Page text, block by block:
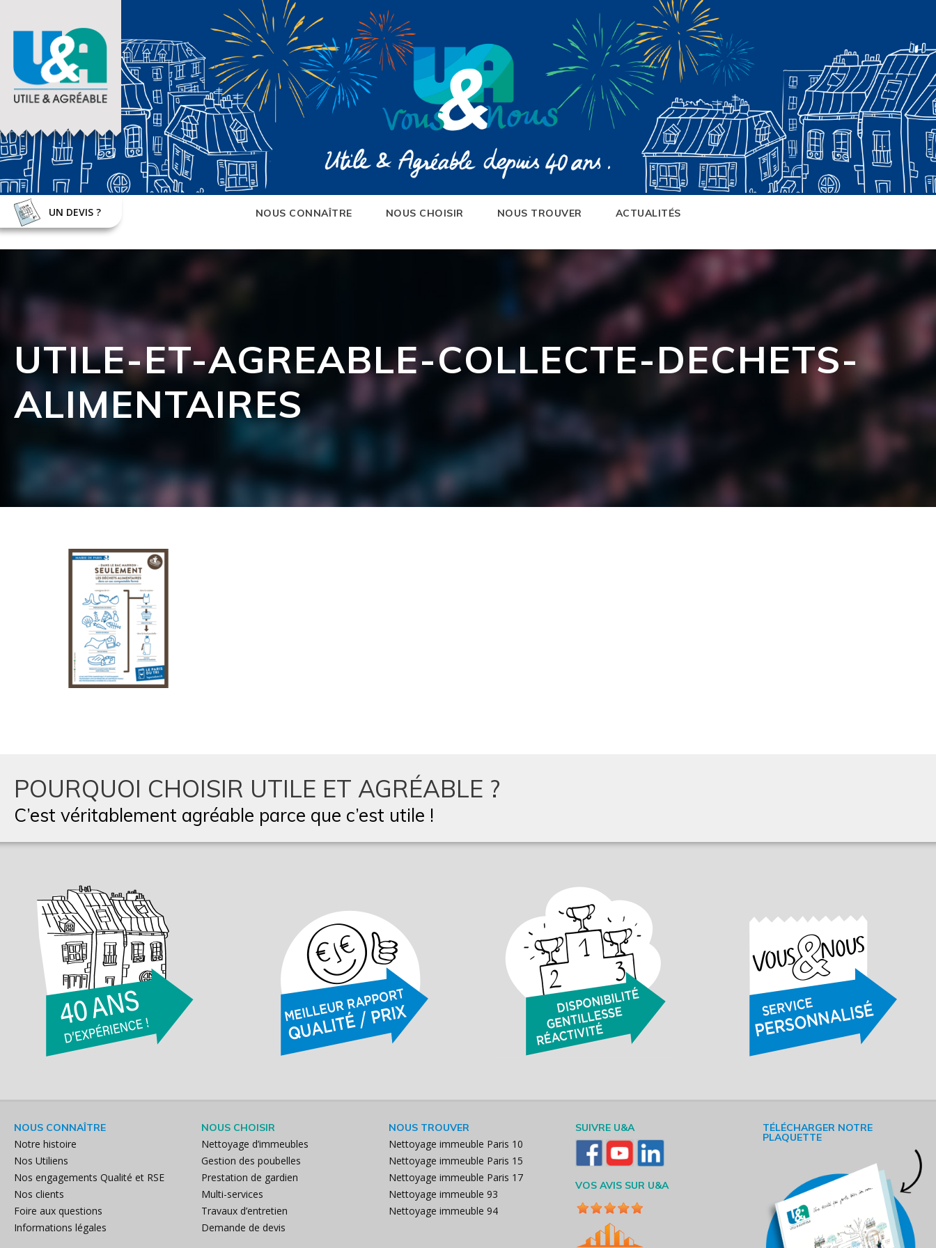
NOUS CONNAÎTRE NOUS CHOISIR NOUS TROUVER ACTUALITÉS
UN DEVIS ?
UTILE-ET-AGREABLE-COLLECTE-DECHETS-
ALIMENTAIRES
POURQUOI CHOISIR UTILE ET AGRÉABLE ?
C’est véritablement agréable parce que c’est utile !
NOUS CONNAÎTRE
Notre histoire
Nos Utiliens
Nos engagements Qualité et RSE
Nos clients
Foire aux questions
Informations légales
NOUS CHOISIR
Nettoyage d’immeubles
Gestion des poubelles
Prestation de gardien
Multi-services
Travaux d’entretien
Demande de devis
NOUS TROUVER
Nettoyage immeuble Paris 10
Nettoyage immeuble Paris 15
Nettoyage immeuble Paris 17
Nettoyage immeuble 93
Nettoyage immeuble 94
SUIVRE U&A
VOS AVIS SUR U&A
TÉLÉCHARGER NOTRE
PLAQUETTE